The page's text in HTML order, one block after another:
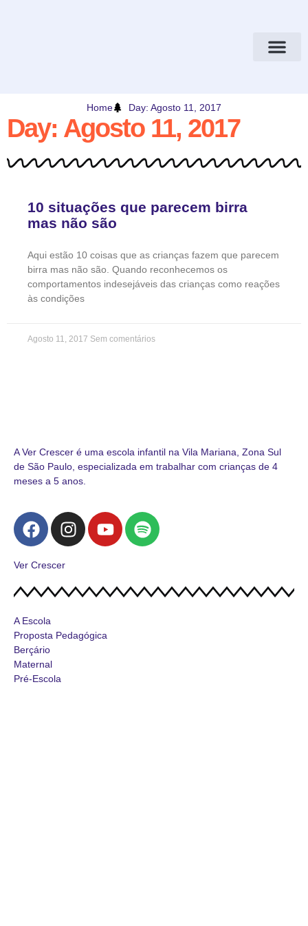
Home Day: Agosto 11, 2017
Day: Agosto 11, 2017
10 situações que parecem birra
mas não são
Aqui estão 10 coisas que as crianças fazem que parecem
birra mas não são. Quando reconhecemos os
comportamentos indesejáveis ​​das crianças como reações
às condições
Agosto 11, 2017 Sem comentários
A Ver Crescer é uma escola infantil na Vila Mariana, Zona Sul
de São Paulo, especializada em trabalhar com crianças de 4
meses a 5 anos.
Ver Crescer
A Escola
Proposta Pedagógica
Berçário
Maternal
Pré-Escola